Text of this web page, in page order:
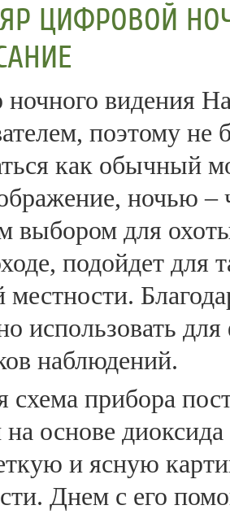
ЦИФРОВОЙ
видения
поэтому не
как обычный
ночью –
выбором для
подойдет для
местности.
использовать
наблюдений.
схема прибора
основе
и ясную
Днем с его